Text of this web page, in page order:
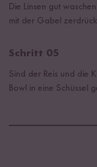
Die Linsen gut
mit der Gabel
Schritt 05
Sind der Reis und die
Bowl in eine Schüssel